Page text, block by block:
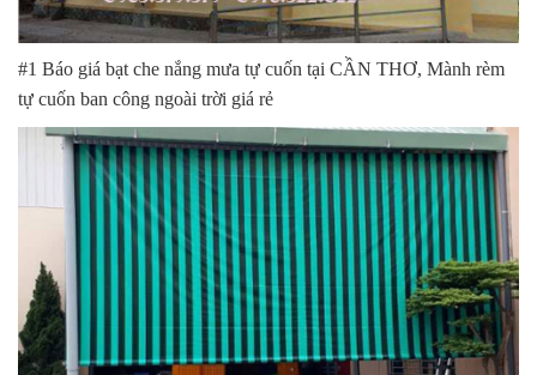
#1 Báo giá bạt che nắng mưa tự cuốn tại CẦN THƠ, Mành rèm
tự cuốn ban công ngoài trời giá rẻ